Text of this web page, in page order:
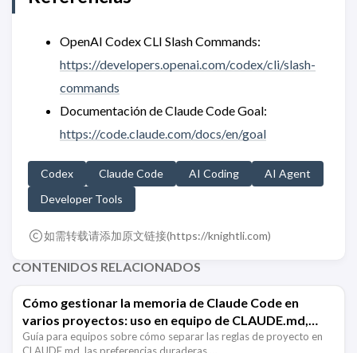
OpenAI Codex CLI Slash Commands:
https://developers.openai.com/codex/cli/slash-
commands
Documentación de Claude Code Goal:
https://code.claude.com/docs/en/goal
Codex Claude Code AI Coding
AI Agent
Developer Tools
如需转载请添加原文链接(https://knightli.com)
CONTENIDOS RELACIONADOS
Cómo gestionar la memoria de Claude Code en
varios proyectos: uso en equipo de CLAUDE.md,
Memory y Hooks
Guía para equipos sobre cómo separar las reglas de proyecto en